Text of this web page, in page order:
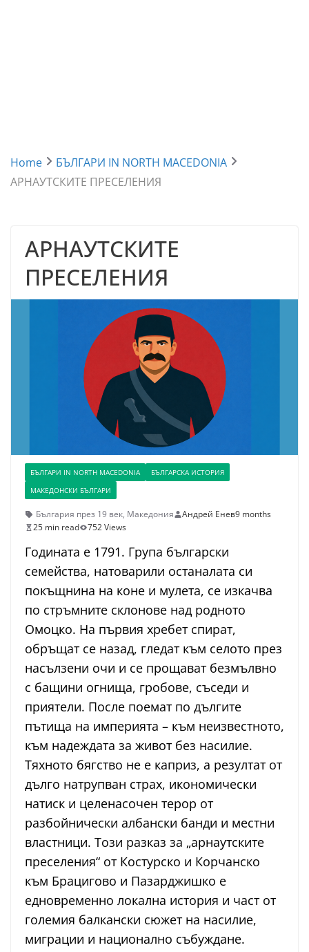
Home
БЪЛГАРИ IN NORTH MACEDONIA
АРНАУТСКИТЕ ПРЕСЕЛЕНИЯ
АРНАУТСКИТЕ
ПРЕСЕЛЕНИЯ
БЪЛГАРИ IN NORTH MACEDONIA
БЪЛГАРСКА ИСТОРИЯ
МАКЕДОНСКИ БЪЛГАРИ
България през 19 век, Македония Андрей Енев9 months
25 min read
752 Views
Годината е 1791. Група български
семейства, натоварили останалата си
покъщнина на коне и мулета, се изкачва
по стръмните склонове над родното
Омоцко. На първия хребет спират,
обръщат се назад, гледат към селото през
насълзени очи и се прощават безмълвно
с бащини огнища, гробове, съседи и
приятели. После поемат по дългите
пътища на империята – към неизвестното,
към надеждата за живот без насилие.
Тяхното бягство не е каприз, а резултат от
дълго натрупван страх, икономически
натиск и целенасочен терор от
разбойнически албански банди и местни
властници. Този разказ за „арнаутските
преселения“ от Костурско и Корчанско
към Брацигово и Пазарджишко е
едновременно локална история и част от
големия балкански сюжет на насилие,
миграции и национално събуждане.